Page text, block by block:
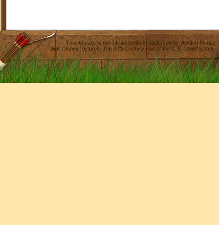
This website is not affiliated with or endorsed byWalden Media
Walt Disney Pictures,The 20th Century Fox or the C.S. Lewis Estate.